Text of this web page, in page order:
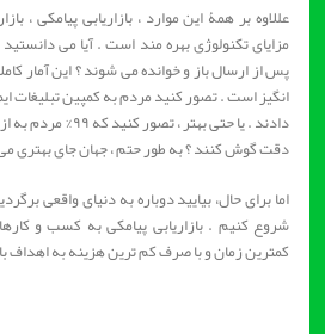
عللاوه بر همۀ این موارد ، بازاریابی پیامکی ،
پس از ارسال باز و خوانده می شوند ؟ این آمار
انگیز است . تصور کنید مردم به کمپین تبلیغات
دادند . یا حتی بهتر ، تصور
دقت گوش کنند ؟ به طور حتم ، جهان جای بهتری می
اما برای حال، بیایید دوباره به دنیای واقعی
شروع کنیم . بازاریابی پیامکی به کسب و
کمترین زمان و با صرف کم ترین هزینه به اهداف